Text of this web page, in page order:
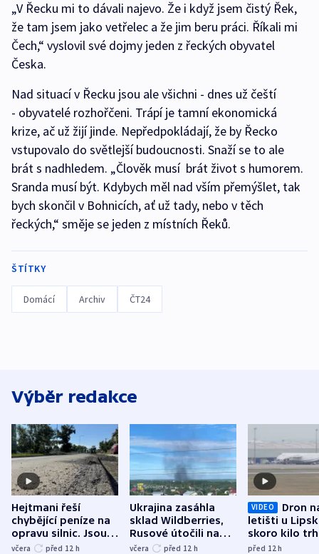
„V Řecku mi to dávali najevo. Že i když jsem čistý Řek,
že tam jsem jako vetřelec a že jim beru práci. Říkali mi
Čech,“ vyslovil své dojmy jeden z řeckých obyvatel
Česka.
Nad situací v Řecku jsou ale všichni - dnes už čeští
- obyvatelé rozhořčeni. Trápí je tamní ekonomická
krize, ač už žijí jinde. Nepředpokládají, že by Řecko
vstupovalo do světlejší budoucnosti. Snaží se to ale
brát s nadhledem. „Člověk musí brát život s humorem.
Sranda musí být. Kdybych měl nad vším přemýšlet, tak
bych skončil v Bohnicích, ať už tady, nebo v těch
řeckých,“ směje se jeden z místních Řeků.
ŠTÍTKY
Domácí Archiv ČT24
Výběr redakce
Hejtmani řeší
chybějící peníze na
opravu silnic. Jsou
nenárokové, namítá
včera před 12 h
Ukrajina zasáhla
sklad Wildberries,
Rusové útočili na
trh, hasiče či
včera před 12 h
VIDEO
Dron
letišti u
skoro kilo
indicie
před 12h